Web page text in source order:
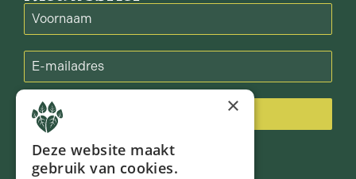
×
Deze website maakt
gebruik van cookies.